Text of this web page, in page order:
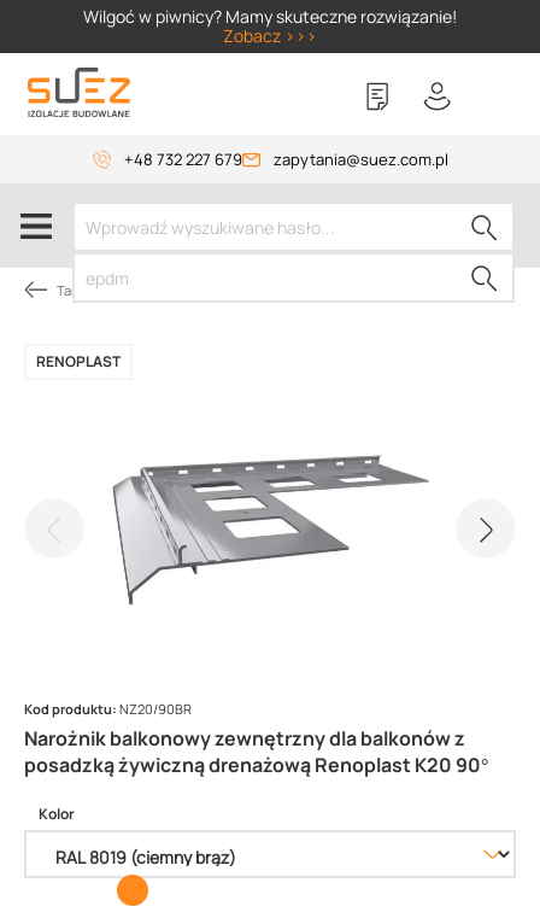
Wilgoć w piwnicy? Mamy skuteczne rozwiązanie!
Zobacz >>>
+48 732 227 679 zapytania@suez.com.pl
Tarasy i balkony
Narożnik balkonowy zewnętrzny dla balkonów z
posadzką żywiczną drenażową Renoplast K20 90°
RENOPLAST
Kod produktu: NZ20/90BR
Kolor